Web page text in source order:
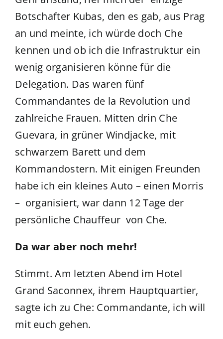
Botschafter Kubas, den es gab, aus Prag
an und meinte, ich würde doch Che
kennen und ob ich die Infrastruktur ein
wenig organisieren könne für die
Delegation. Das waren fünf
Commandantes de la Revolution und
zahlreiche Frauen. Mitten drin Che
Guevara, in grüner Windjacke, mit
schwarzem Barett und dem
Kommandostern. Mit einigen Freunden
habe ich ein kleines Auto – einen Morris
– organisiert, war dann 12 Tage der
persönliche Chauffeur von Che.
Da war aber noch mehr!
Stimmt. Am letzten Abend im Hotel
Grand Saconnex, ihrem Hauptquartier,
sagte ich zu Che: Commandante, ich will
mit euch gehen.